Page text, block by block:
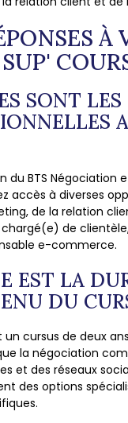
À
SONT
du BTS Négociation
accès à diverses
de la relation
de
e-commerce.
EST LA
DU
un cursus de deux
la négociation
et des réseaux
des options